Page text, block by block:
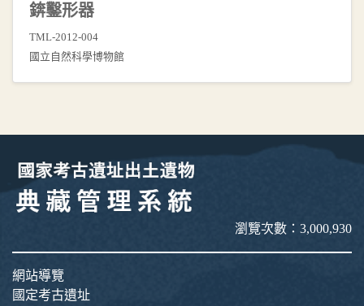
錛鑿形器
TML-2012-004
國立自然科學博物館
瀏覽次數：3,000,930
網站導覽
國定考古遺址